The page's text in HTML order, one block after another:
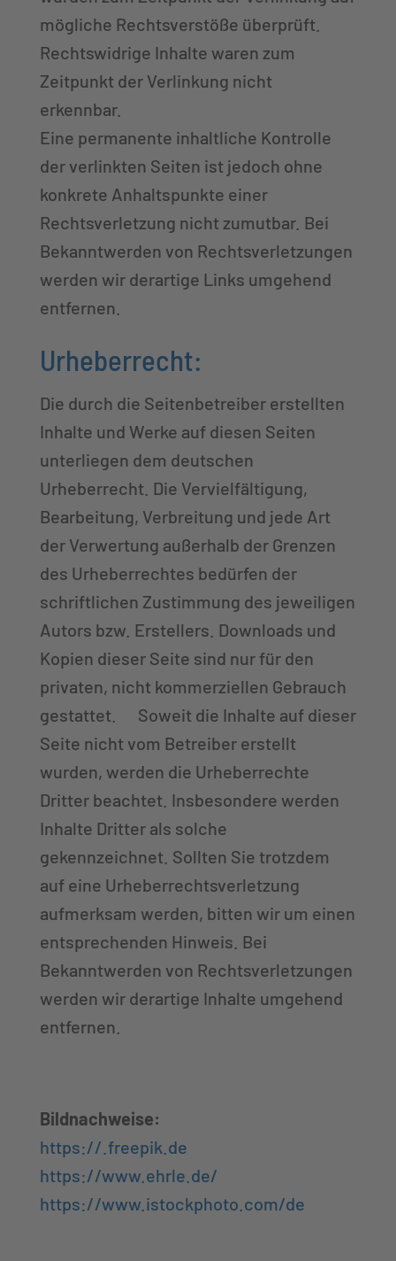
mögliche Rechtsverstöße überprüft.
Rechtswidrige Inhalte waren zum
Zeitpunkt der Verlinkung nicht
erkennbar.
Eine permanente inhaltliche Kontrolle
der verlinkten Seiten ist jedoch ohne
konkrete Anhaltspunkte einer
Rechtsverletzung nicht zumutbar. Bei
Bekanntwerden von Rechtsverletzungen
werden wir derartige Links umgehend
entfernen.
Urheberrecht:
Die durch die Seitenbetreiber erstellten
Inhalte und Werke auf diesen Seiten
unterliegen dem deutschen
Urheberrecht. Die Vervielfältigung,
Bearbeitung, Verbreitung und jede Art
der Verwertung außerhalb der Grenzen
des Urheberrechtes bedürfen der
schriftlichen Zustimmung des jeweiligen
Autors bzw. Erstellers. Downloads und
Kopien dieser Seite sind nur für den
privaten, nicht kommerziellen Gebrauch
gestattet. Soweit die Inhalte auf dieser
Seite nicht vom Betreiber erstellt
wurden, werden die Urheberrechte
Dritter beachtet. Insbesondere werden
Inhalte Dritter als solche
gekennzeichnet. Sollten Sie trotzdem
auf eine Urheberrechtsverletzung
aufmerksam werden, bitten wir um einen
entsprechenden Hinweis. Bei
Bekanntwerden von Rechtsverletzungen
werden wir derartige Inhalte umgehend
entfernen.
Bildnachweise:
https://.freepik.de
https://www.ehrle.de/
https://www.istockphoto.com/de